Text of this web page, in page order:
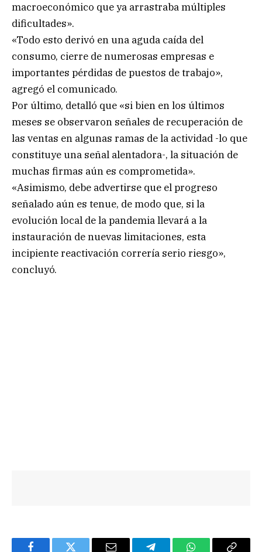
macroeconómico que ya arrastraba múltiples
dificultades».
«Todo esto derivó en una aguda caída del
consumo, cierre de numerosas empresas e
importantes pérdidas de puestos de trabajo»,
agregó el comunicado.
Por último, detalló que «si bien en los últimos
meses se observaron señales de recuperación de
las ventas en algunas ramas de la actividad -lo que
constituye una señal alentadora-, la situación de
muchas firmas aún es comprometida».
«Asimismo, debe advertirse que el progreso
señalado aún es tenue, de modo que, si la
evolución local de la pandemia llevará a la
instauración de nuevas limitaciones, esta
incipiente reactivación correría serio riesgo»,
concluyó.